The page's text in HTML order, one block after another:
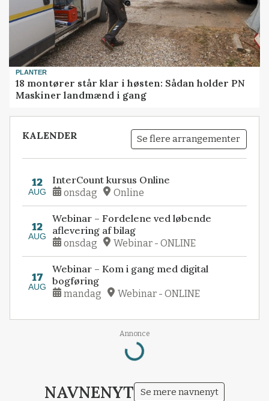
PLANTER
18 montører står klar i høsten: Sådan holder PN
Maskiner landmænd i gang
KALENDER Se flere arrangementer
12
AUG
InterCount kursus Online
onsdag Online
12
AUG
Webinar – Fordelene ved løbende
aflevering af bilag
onsdag Webinar - ONLINE
17
AUG
Webinar – Kom i gang med digital
bogføring
mandag Webinar - ONLINE
Annonce
Loading...
NAVNENYT Se mere navnenyt